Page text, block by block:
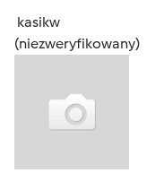
kasikw
(niezweryfikowany)